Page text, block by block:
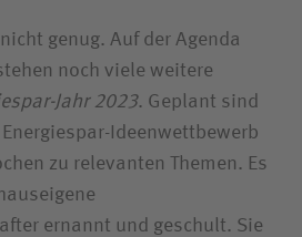
genug. Auf der Agenda
noch viele weitere
Jahr 2023. Geplant sind
Ideenwettbewerb
zu relevanten Themen. Es
ernannt und geschult. Sie